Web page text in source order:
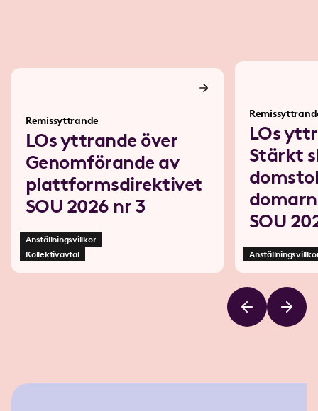
Remissyttrande
LOs yttrande över
Genomförande av
plattformsdirektivet
SOU 2026 nr 3
Anställningsvillkor
Kollektivavtal
LOs
Stärkt
SOU